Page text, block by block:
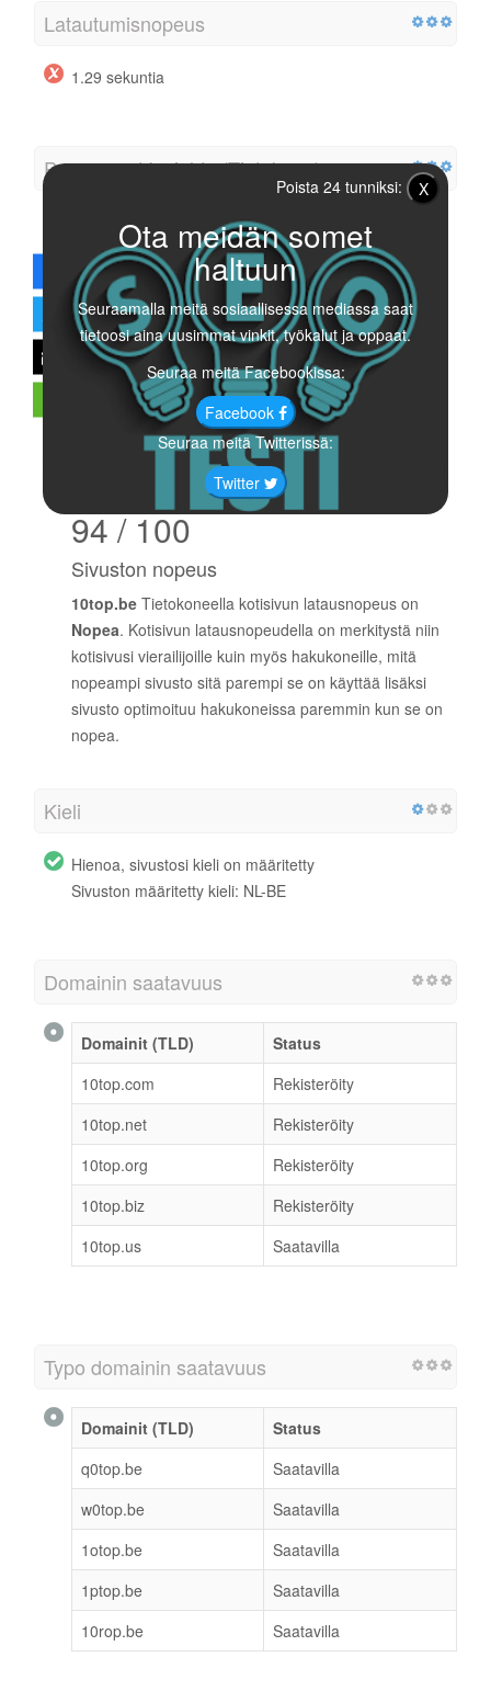
Latautumisnopeus
1.29 sekuntia
Pagespeed Insights (Tietokone)
94 / 100
Sivuston nopeus
10top.be Tietokoneella kotisivun latausnopeus on
Nopea. Kotisivun latausnopeudella on merkitystä niin
kotisivusi vierailijoille kuin myös hakukoneille, mitä
nopeampi sivusto sitä parempi se on käyttää lisäksi
sivusto optimoituu hakukoneissa paremmin kun se on
nopea.
Kieli
Hienoa, sivustosi kieli on määritetty
Sivuston määritetty kieli: NL-BE
Domainin saatavuus
Domainit (TLD)
Status
10top.com
Rekisteröity
10top.net
Rekisteröity
10top.org
Rekisteröity
10top.biz
Rekisteröity
10top.us
Saatavilla
Typo domainin saatavuus
Domainit (TLD)
Status
q0top.be
Saatavilla
w0top.be
Saatavilla
1otop.be
Saatavilla
1ptop.be
Saatavilla
10rop.be
Saatavilla
Ota meidän somet
haltuun
Seuraamalla meitä sosiaallisessa mediassa saat
tietoosi aina uusimmat vinkit, työkalut ja oppaat.
Seuraa meitä Facebookissa:
Facebook
Seuraa meitä Twitterissä:
Twitter
Poista 24 tunniksi: X